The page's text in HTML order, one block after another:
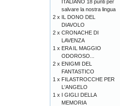
ITALIANO 18 punti per
salvare la nostra lingua
2 x IL DONO DEL
DIAVOLO
2 x CRONACHE DI
LAVENZA
1 x ERA IL MAGGIO
ODOROSO...
2 x ENIGMI DEL
FANTASTICO
1 x FILASTROCCHE PER
L'ANGELO
1 x I GIGLI DELLA
MEMORIA